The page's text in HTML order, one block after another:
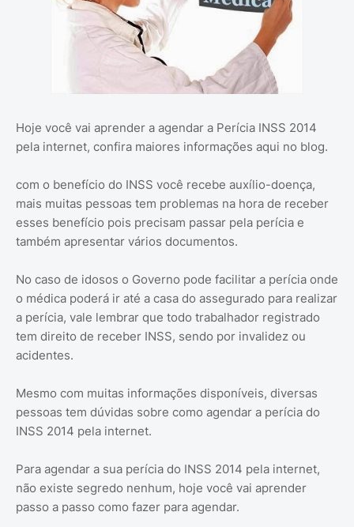
Hoje você vai aprender a agendar a Perícia INSS 2014
pela internet, confira maiores informações aqui no blog.
com o benefício do INSS você recebe auxílio-doença,
mais muitas pessoas tem problemas na hora de receber
esses benefício pois precisam passar pela perícia e
também apresentar vários documentos.
No caso de idosos o Governo pode facilitar a perícia onde
o médica poderá ir até a casa do assegurado para realizar
a perícia, vale lembrar que todo trabalhador registrado
tem direito de receber INSS, sendo por invalidez ou
acidentes.
Mesmo com muitas informações disponíveis, diversas
pessoas tem dúvidas sobre como agendar a perícia do
INSS 2014 pela internet.
Para agendar a sua perícia do INSS 2014 pela internet,
não existe segredo nenhum, hoje você vai aprender
passo a passo como fazer para agendar.